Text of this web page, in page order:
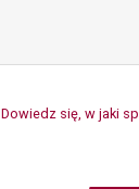
Dowiedz się, w jaki